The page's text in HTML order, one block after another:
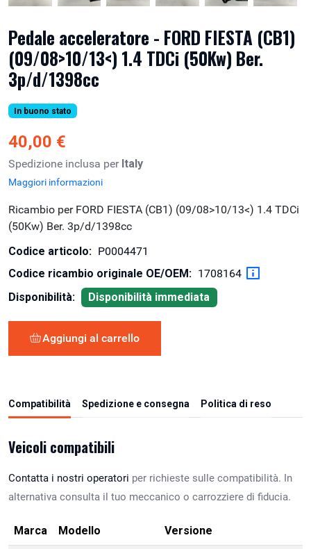
Pedale acceleratore - FORD FIESTA (CB1)
(09/08>10/13<) 1.4 TDCi (50Kw) Ber.
3p/d/1398cc
In buono stato
40,00 €
Spedizione inclusa per Italy
Maggiori informazioni
Ricambio per FORD FIESTA (CB1) (09/08>10/13<) 1.4 TDCi
(50Kw) Ber. 3p/d/1398cc
Codice articolo: P0004471
Codice ricambio originale OE/OEM: 1708164
Disponibilità:
Disponibilità immediata
Aggiungi al carrello
Compatibilità Spedizione e consegna Politica di reso
Veicoli compatibili
Contatta i nostri operatori per richieste sulle compatibilità. In
alternativa consulta il tuo meccanico o carrozziere di fiducia.
Marca Modello Versione